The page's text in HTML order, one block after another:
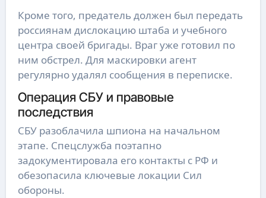
Кроме того, предатель должен был передать
россиянам дислокацию штаба и учебного
центра своей бригады. Враг уже готовил по
ним обстрел. Для маскировки агент
регулярно удалял сообщения в переписке.
Операция СБУ и правовые
последствия
СБУ разоблачила шпиона на начальном
этапе. Спецслужба поэтапно
задокументировала его контакты с РФ и
обезопасила ключевые локации Сил
обороны.